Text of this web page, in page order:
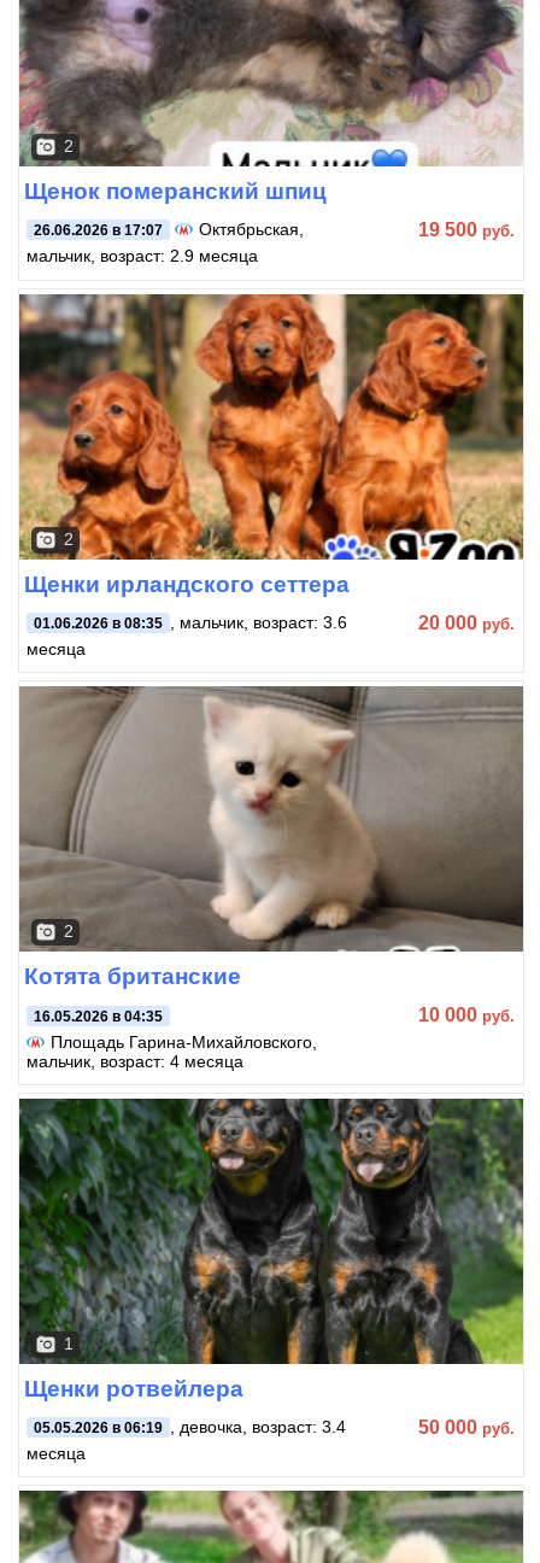
2
Щенок померанский шпиц
26.06.2026 в 17:07 Октябрьская,
мальчик, возраст: 2.9 месяца
19 500 руб.
2
Щенки ирландского сеттера
01.06.2026 в 08:35
, мальчик, возраст: 3.6
месяца
20 000 руб.
2
Котята британские
16.05.2026 в 04:35
Площадь Гарина-Михайловского
мальчик, возраст: 4 месяца
10 000 руб.
1
Щенки ротвейлера
05.05.2026 в 06:19
, девочка, возраст: 3.4
месяца
50 000 руб.